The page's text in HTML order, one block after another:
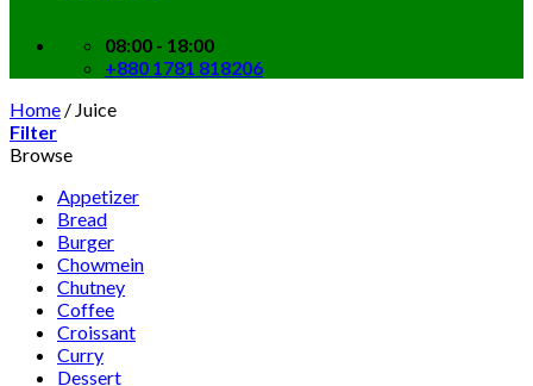
08:00 - 18:00
+880 1781 818206
Home / Juice
Filter
Browse
Appetizer
Bread
Burger
Chowmein
Chutney
Coffee
Croissant
Curry
Dessert